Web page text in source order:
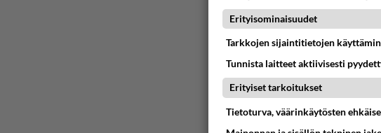
Erityisominaisuudet
Tarkkojen sijaintitietojen
Tunnista laitteet aktiivisesti
Erityiset tarkoitukset
Tietoturva, väärinkäytösten